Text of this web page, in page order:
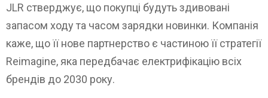
JLR стверджує, що покупці будуть здивовані
запасом ходу та часом зарядки новинки. Компанія
каже, що її нове партнерство є частиною її стратегії
Reimagine, яка передбачає електрифікацію всіх
брендів до 2030 року.